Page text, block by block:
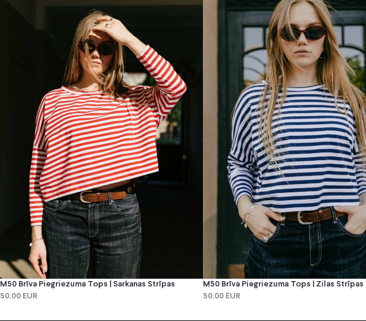
M50 Brīva Piegriezuma Tops | Sarkanas Strīpas
50.00 EUR
M50 Brīva Piegriezuma Tops | Zilas Strīpas
50.00 EUR